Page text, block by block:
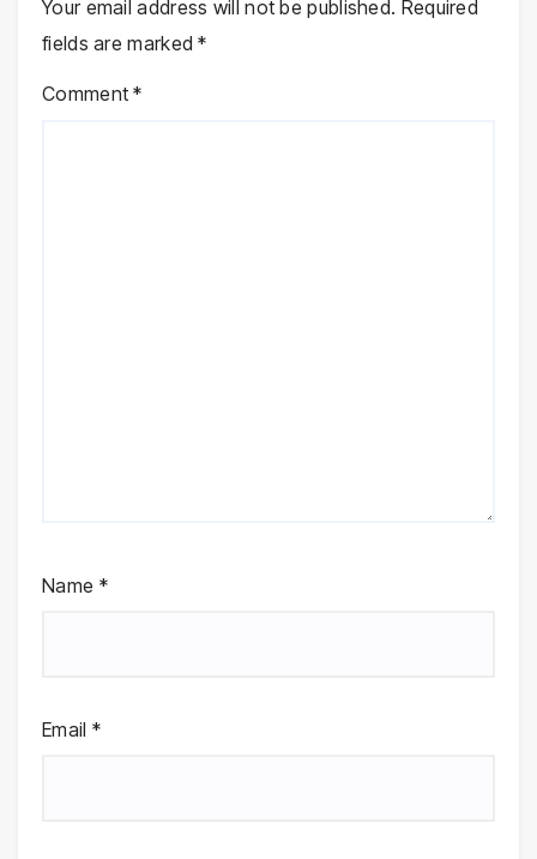
Your email address will not be published. Required
fields are marked*
Comment*
Name *
Email *